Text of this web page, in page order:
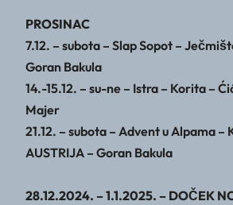
PROSINAC
7.12. – subota – Slap Sopot –
Goran Bakula
14.-15.12. – su-ne – Istra – Korita –
Majer
21.12. – subota – Advent u Alpama –
AUSTRIJA – Goran Bakula
28.12.2024. – 1.1.2025. – DOČEK